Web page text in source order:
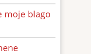
moje blago